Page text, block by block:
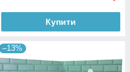
Купити
–13%